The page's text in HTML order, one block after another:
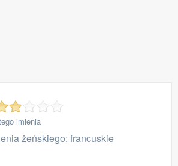
imienia
żeńskiego: francuskie